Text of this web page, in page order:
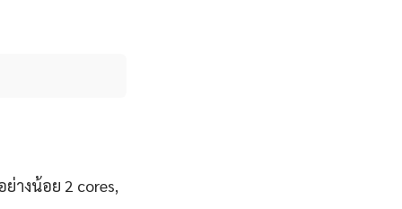
างน้อย 2 cores,